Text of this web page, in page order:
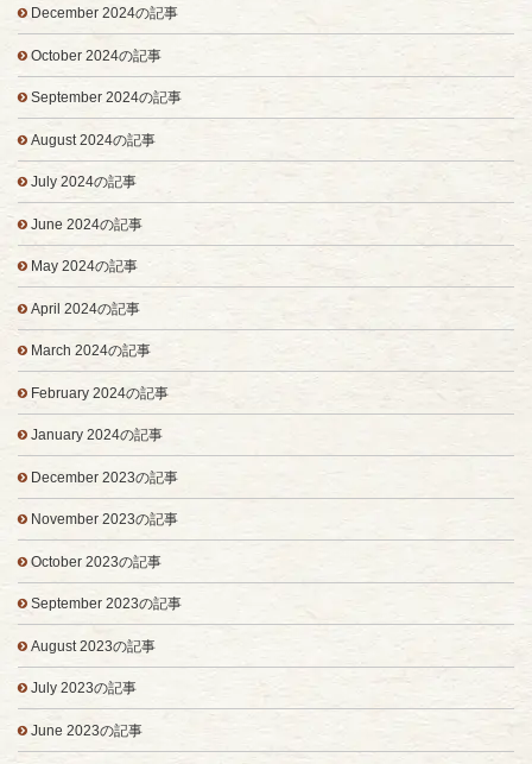
December 2024の記事
October 2024の記事
September 2024の記事
August 2024の記事
July 2024の記事
June 2024の記事
May 2024の記事
April 2024の記事
March 2024の記事
February 2024の記事
January 2024の記事
December 2023の記事
November 2023の記事
October 2023の記事
September 2023の記事
August 2023の記事
July 2023の記事
June 2023の記事